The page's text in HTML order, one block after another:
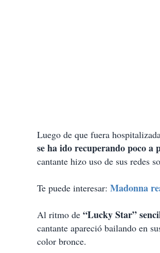
Luego de que fuera
se ha ido recuperando poco a
cantante hizo uso de sus redes
Te puede interesar: Madonna
Al ritmo de “Lucky Star”
cantante apareció bailando en
color bronce.